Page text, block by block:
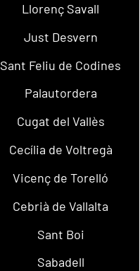
Llorenç Savall
Just Desvern
Sant Feliu de Codines
Palautordera
Cugat del Vallès
Cecília de Voltregà
Vicenç de Torelló
Cebrià de Vallalta
Sant Boi
Sabadell